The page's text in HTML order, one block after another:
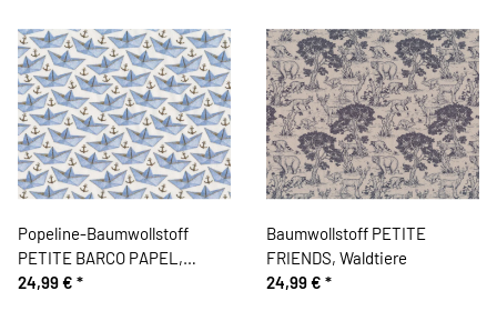
Popeline-Baumwollstoff
PETITE BARCO PAPEL,
Papierboote und Anker
24,99 € *
Baumwollstoff PETITE
FRIENDS, Waldtiere
24,99 € *